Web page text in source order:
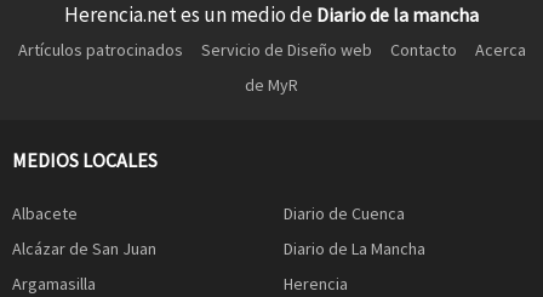
Herencia.net es un medio de Diario de la mancha
Artículos patrocinados Servicio de Diseño web Contacto
Acerca
de MyR
MEDIOS LOCALES
Albacete
Alcázar de San Juan
Argamasilla
Diario de Cuenca
Diario de La Mancha
Herencia